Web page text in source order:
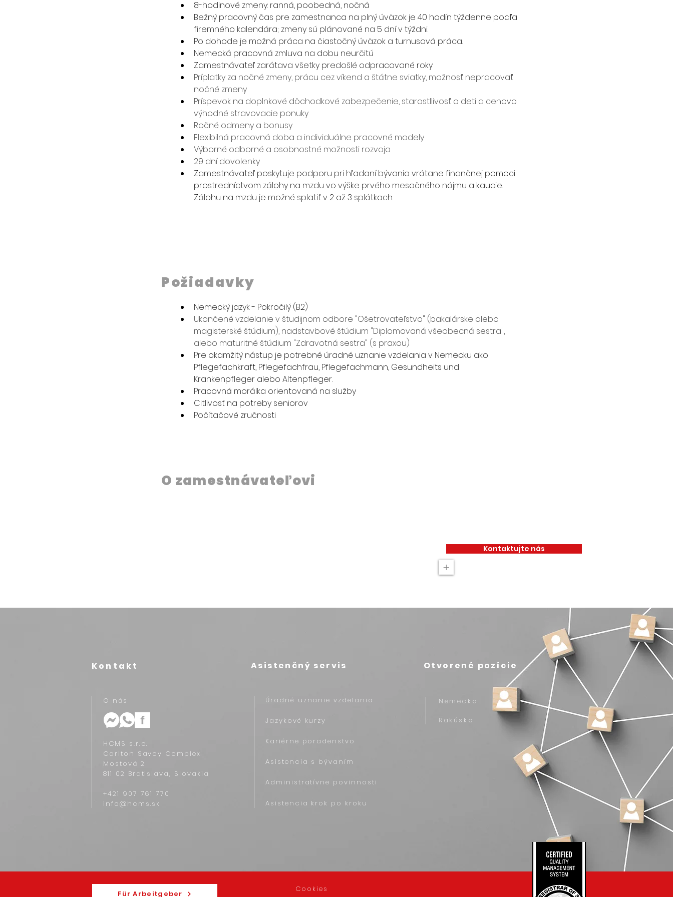
8-hodinové zmeny: ranná, poobedná, nočná
Bežný pracovný čas pre zamestnanca na plný úväzok je 40 hodín týždenne podľa
firemného kalendára; zmeny sú plánované na 5 dní v týždni.
Po dohode je možná práca na čiastočný úväzok a turnusová práca.
Nemecká pracovná zmluva na dobu neurčitú
Zamestnávateľ zarátava všetky predošlé odpracované roky
Príplatky za nočné zmeny, prácu cez víkend a štátne sviatky, možnosť nepracovať
nočné zmeny
Príspevok na doplnkové dôchodkové zabezpečenie, starostllivosť o deti a cenovo
výhodné stravovacie ponuky
Ročné odmeny a bonusy
Flexibilná pracovná doba a individuálne pracovné modely
Výborné odborné a osobnostné možnosti rozvoja
29 dní dovolenky
Zamestnávateľ poskytuje podporu pri hľadaní bývania vrátane finančnej pomoci
prostredníctvom zálohy na mzdu vo výške prvého mesačného nájmu a kaucie.
Zálohu na mzdu je možné splatiť v 2 až 3 splátkach.
Požiadavky
Nemecký jazyk - Pokročilý (B2)
Ukončené vzdelanie v študijnom odbore "Ošetrovateľstvo" (bakalárske alebo
magisterské štúdium), nadstavbové štúdium "Diplomovaná všeobecná sestra",
alebo maturitné štúdium "Zdravotná sestra" (s praxou)
Pre okamžitý nástup je potrebné úradné uznanie vzdelania v Nemecku ako
Pflegefachkraft, Pflegefachfrau, Pflegefachmann, Gesundheits und
Krankenpfleger alebo Altenpfleger.
Pracovná morálka orientovaná na služby
Citlivosť na potreby seniorov
Počítačové zručnosti
O zamestnávateľovi
Kontaktujte nás
+
Kontakt
O nás
HCMS s.r.o.
Carlton Savoy Complex
Mostová 2
811 02 Bratislava, Slovakia
+421 907 761 770‬
info@hcms.sk
Asistenčný servis
Úradné uznanie vzdelania
Jazykové kurzy
Kariérne poradenstvo
Asistencia s bývaním
Administratívne povinnosti
Asistencia krok po kroku
Otvorené pozície
Nemecko
Rakúsko
Für Arbeitgeber
Cookies